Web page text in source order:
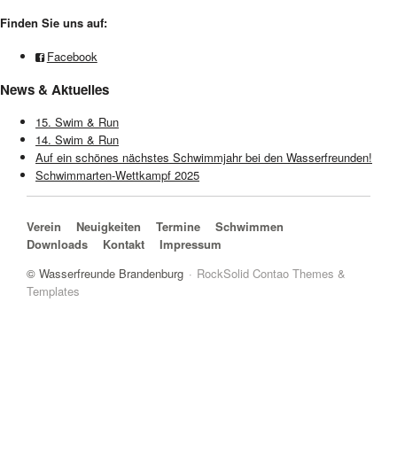
Finden Sie uns auf:
Facebook
News & Aktuelles
15. Swim & Run
14. Swim & Run
Auf ein schönes nächstes Schwimmjahr bei den Wasserfreunden!
Schwimmarten-Wettkampf 2025
Navigation überspringen
Verein Neuigkeiten Termine
Schwimmen
Downloads
Kontakt
Impressum
© Wasserfreunde Brandenburg
RockSolid Contao Themes &
Templates